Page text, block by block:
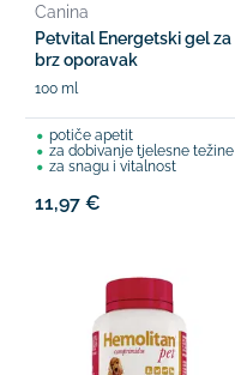
Canina
Petvital Energetski gel za
brz oporavak
100 ml
potiče apetit
za dobivanje tjelesne težine
za snagu i vitalnost
11,97 €